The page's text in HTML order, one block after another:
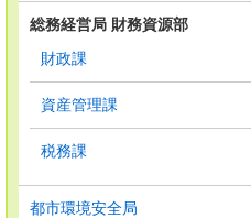
総務経営局 財務資源部
財政課
資産管理課
税務課
都市環境安全局